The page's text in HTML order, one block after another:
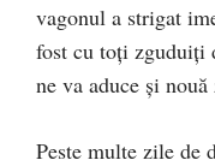
vagonul a strigat
fost cu toţi zguduiţi
ne va aduce şi
Peste multe zile de